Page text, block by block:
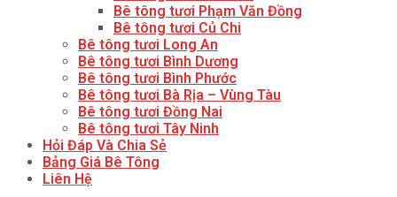
Bê tông tươi Phạm Văn Đồng
Bê tông tươi Củ Chi
Bê tông tươi Long An
Bê tông tươi Bình Dương
Bê tông tươi Bình Phước
Bê tông tươi Bà Rịa – Vùng Tàu
Bê tông tươi Đồng Nai
Bê tông tươi Tây Ninh
Hỏi Đáp Và Chia Sẻ
Bảng Giá Bê Tông
Liên Hệ